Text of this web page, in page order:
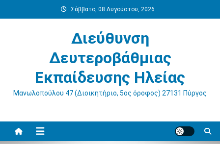
στο
Σάββατο, 08 Αυγούστου, 2026
Διεύθυνση
Δευτεροβάθμιας
Εκπαίδευσης Ηλείας
Μανωλοπούλου 47 (Διοικητήριο, 5ος όροφος) 27131 Πύργος